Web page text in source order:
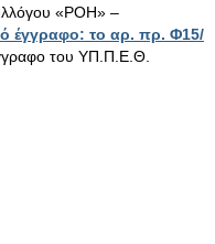
«ΡΟΗ» –
έγγραφο: το αρ. πρ. Φ15/
του ΥΠ.Π.Ε.Θ.